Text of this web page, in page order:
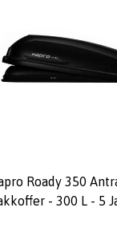
Roady 350
- 300 L - 5 Jaar